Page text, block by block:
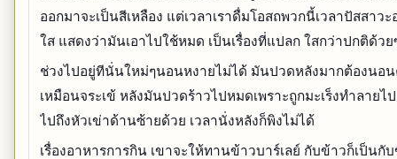
ออกมาจะเป็นสีเหลือง แต่เวลาเราดื่มโอสถพวกนี้เวลาปัสสาว
ใส แสดงว่ามันเอาไปใช้หมด เป็นเรื่องที่แปลก ใสกว่าปกติด้ว
ช่วงไปอยู่ทีนั่นใหม่ๆนอนหงายไม่ได้ มันปวดหลังมากต้องนอ
เหมือนจระเข้ หลังมันปวดร้าวไปหมดเพราะถูกมะเร็งทำลายไป
ไปถึงหัวเข่าด้านซ้ายด้วย เวลานั่งหลังก็พิงไม่ได้
เรื่องอาหารการกิน เขาจะให้ทานข้าวบาร์เลย์ กับข้าวก็เป็นกั